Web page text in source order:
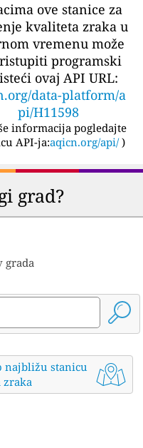
ove stanice za
kvaliteta zraka u
vremenu može
programski
ovaj API URL:
data-platform/a
pi/H11598
informacija pogledajte
API-ja:aqicn.org/api/ )
grad?
grada
najbližu stanicu
zraka